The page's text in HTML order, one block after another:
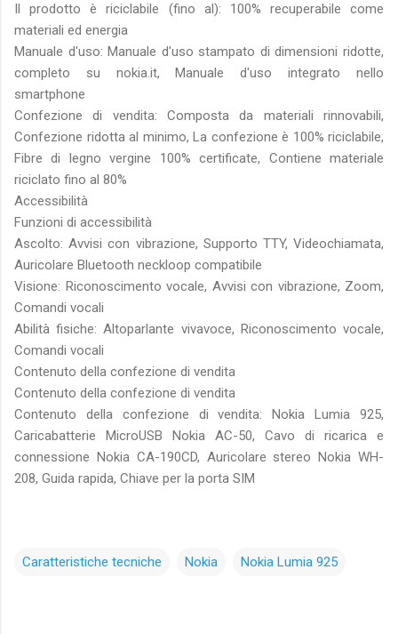
Il prodotto è riciclabile (fino al): 100% recuperabile come
materiali ed energia
Manuale d'uso: Manuale d'uso stampato di dimensioni ridotte,
completo su nokia.it, Manuale d'uso integrato nello
smartphone
Confezione di vendita: Composta da materiali rinnovabili,
Confezione ridotta al minimo, La confezione è 100% riciclabile,
Fibre di legno vergine 100% certificate, Contiene materiale
riciclato fino al 80%
Accessibilità
Funzioni di accessibilità
Ascolto: Avvisi con vibrazione, Supporto TTY, Videochiamata,
Auricolare Bluetooth neckloop compatibile
Visione: Riconoscimento vocale, Avvisi con vibrazione, Zoom,
Comandi vocali
Abilità fisiche: Altoparlante vivavoce, Riconoscimento vocale,
Comandi vocali
Contenuto della confezione di vendita
Contenuto della confezione di vendita
Contenuto della confezione di vendita: Nokia Lumia 925,
Caricabatterie MicroUSB Nokia AC-50, Cavo di ricarica e
connessione Nokia CA-190CD, Auricolare stereo Nokia WH-
208, Guida rapida, Chiave per la porta SIM
Caratteristiche tecniche Nokia Nokia Lumia 925